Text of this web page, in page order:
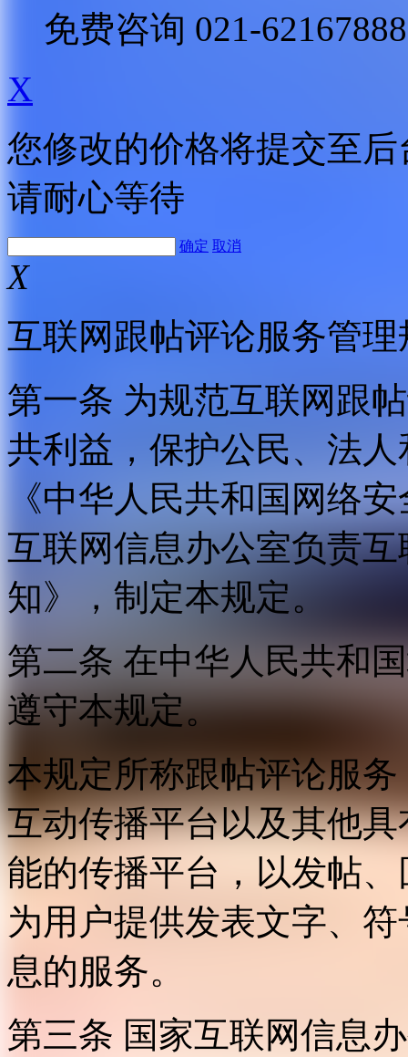
免费咨询 021-62167888
X
您修改的价格将提交至
请耐心等待
确定 取消
X
互联网跟帖评论服务管理
第一条 为规范互联网跟
共利益，保护公民、法
《中华人民共和国网络
互联网信息办公室负责
知》，制定本规定。
第二条 在中华人民共和
遵守本规定。
本规定所称跟帖评论服
互动传播平台以及其他
能的传播平台，以发帖
为用户提供发表文字、
息的服务。
第三条 国家互联网信息